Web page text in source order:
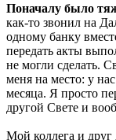
Поначалу было
как-то звонил на
одному банку
передать акты
не могли сделать.
меня на место: у
месяца. Я просто
другой Свете и
Мой коллега и